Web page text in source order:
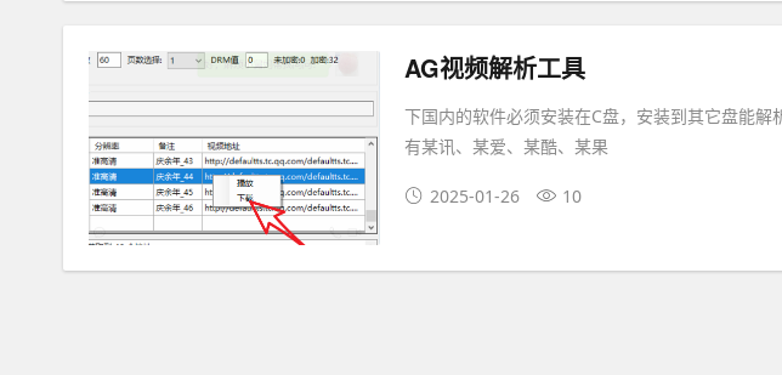
AG视频解析工具
下国内的软件必须安装在C盘，安装到其它盘能解
有某讯、某爱、某酷、某果
2025-01-26 10